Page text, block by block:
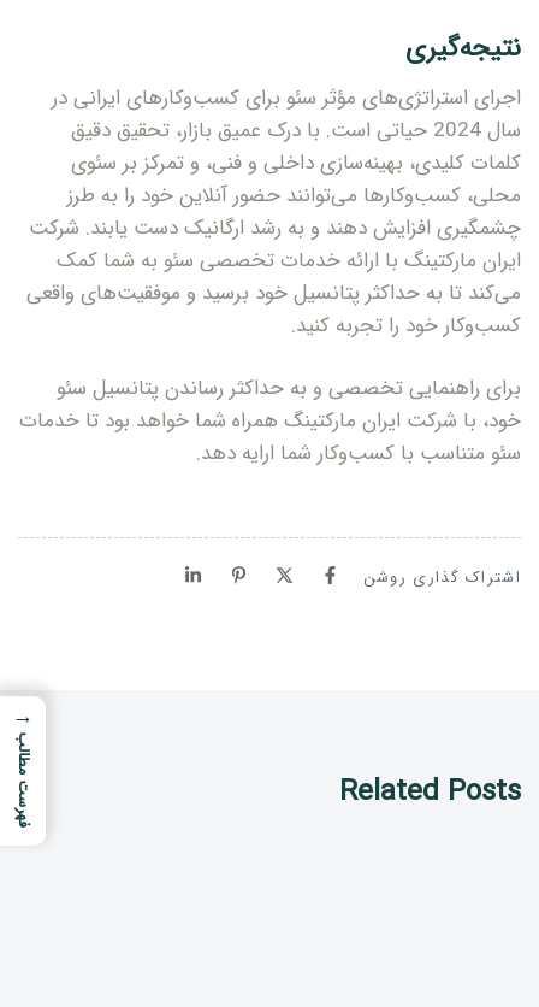
نتیجه‌گیری
اجرای استراتژی‌های مؤثر سئو برای کسب‌وکارهای ایرانی در
سال 2024 حیاتی است. با درک عمیق بازار، تحقیق دقیق
کلمات کلیدی، بهینه‌سازی داخلی و فنی، و تمرکز بر سئوی
محلی، کسب‌وکارها می‌توانند حضور آنلاین خود را به طرز
چشمگیری افزایش دهند و به رشد ارگانیک دست یابند. شرکت
ایران مارکتینگ با ارائه خدمات تخصصی سئو به شما کمک
می‌کند تا به حداکثر پتانسیل خود برسید و موفقیت‌های واقعی
کسب‌وکار خود را تجربه کنید.
برای راهنمایی تخصصی و به حداکثر رساندن پتانسیل سئو
خود، با شرکت ایران مارکتینگ همراه شما خواهد بود تا خدمات
سئو متناسب با کسب‌وکار شما ارایه دهد.
اشتراک گذاری روشن
Related Posts
→
فهرست مطالب